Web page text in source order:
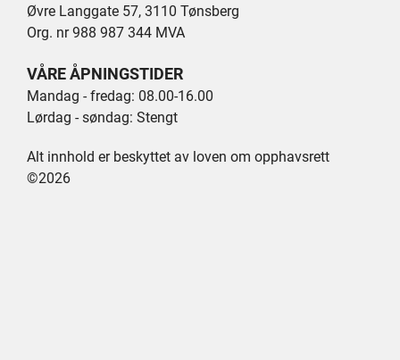
Øvre Langgate 57, 3110 Tønsberg
Org. nr 988 987 344 MVA
VÅRE ÅPNINGSTIDER
Mandag - fredag: 08.00-16.00
Lørdag - søndag: Stengt
Alt innhold er beskyttet av loven om opphavsrett
©2026